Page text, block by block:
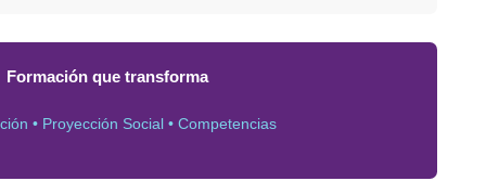
Formación que transforma
• Proyección Social • Competencias